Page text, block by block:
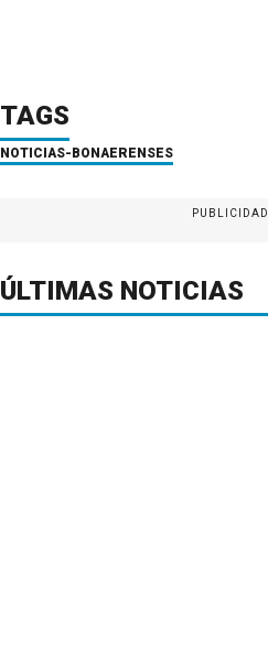
TAGS
NOTICIAS-BONAERENSES
PUBLICIDAD
ÚLTIMAS NOTICIAS